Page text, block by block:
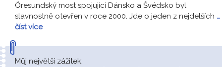
Öresundský most spojující Dánsko a Švédsko byl
slavnostně otevřen v roce 2000. Jde o jeden z nejdelších …
číst více
Můj největší zážitek: